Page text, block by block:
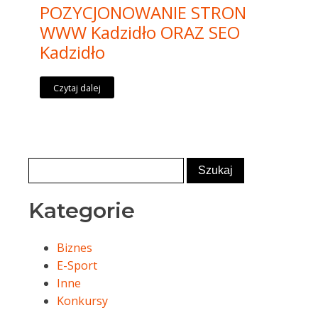
POZYCJONOWANIE STRON
WWW Kadzidło ORAZ SEO
Kadzidło
Czytaj dalej
Kategorie
Biznes
E-Sport
Inne
Konkursy